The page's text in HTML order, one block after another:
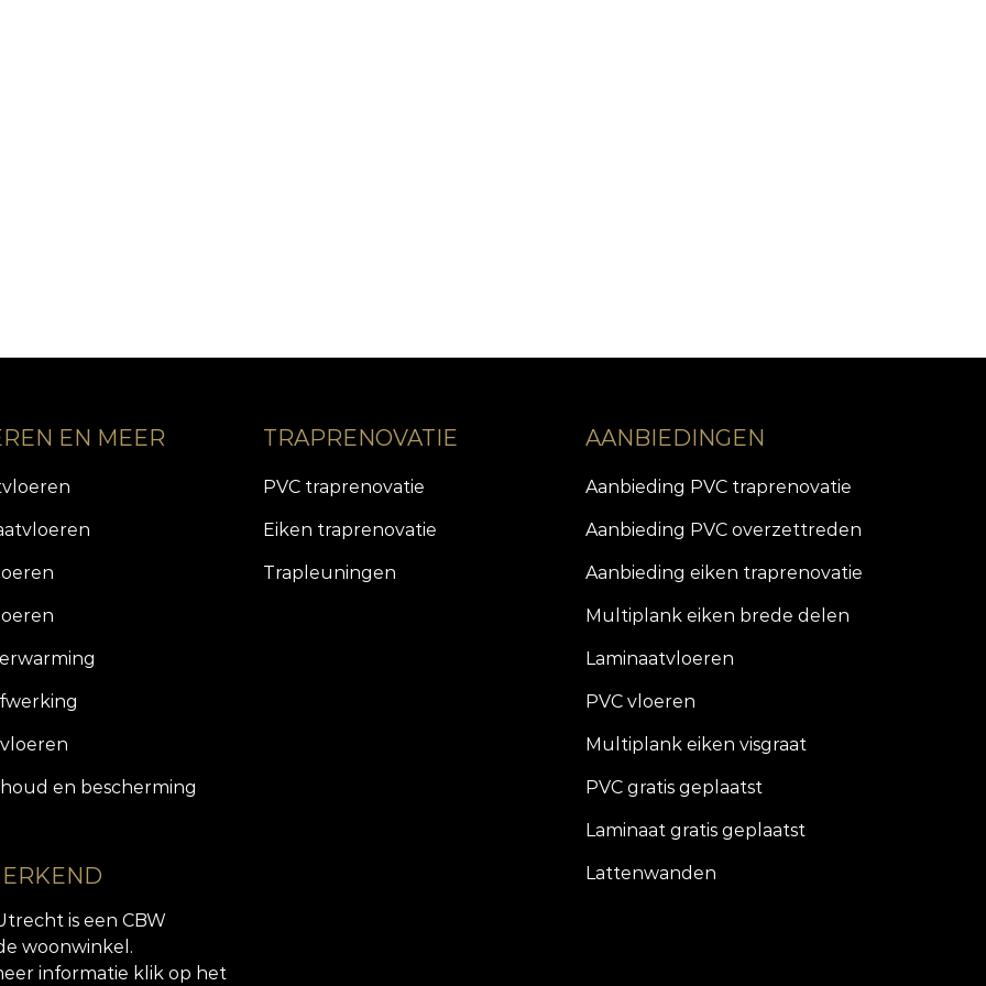
EN MEER
en bescherming
is een CBW
woonwinkel.
informatie klik op het
TRAPRENOVATIE
PVC traprenovatie
Eiken traprenovatie
Trapleuningen
AANBIEDINGEN
Aanbieding PVC traprenovatie
Aanbieding PVC overzettreden
Aanbieding eiken traprenovatie
Multiplank eiken brede delen
Laminaatvloeren
PVC vloeren
Multiplank eiken visgraat
PVC gratis geplaatst
Laminaat gratis geplaatst
Lattenwanden